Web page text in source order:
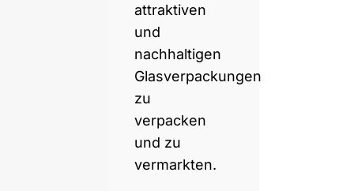
attraktiven
und
nachhaltigen
Glasverpackungen
zu
verpacken
und zu
vermarkten.